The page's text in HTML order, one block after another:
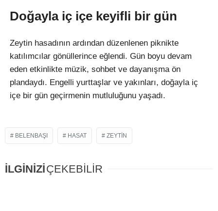
Doğayla iç içe keyifli bir gün
Zeytin hasadının ardından düzenlenen piknikte
katılımcılar gönüllerince eğlendi. Gün boyu devam
eden etkinlikte müzik, sohbet ve dayanışma ön
plandaydı. Engelli yurttaşlar ve yakınları, doğayla iç
içe bir gün geçirmenin mutluluğunu yaşadı.
BELENBAŞI HASAT ZEYTIN
İLGİNİZİÇEKEBİLİR